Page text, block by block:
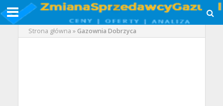
Strona główna »Gazownia Dobrzyca